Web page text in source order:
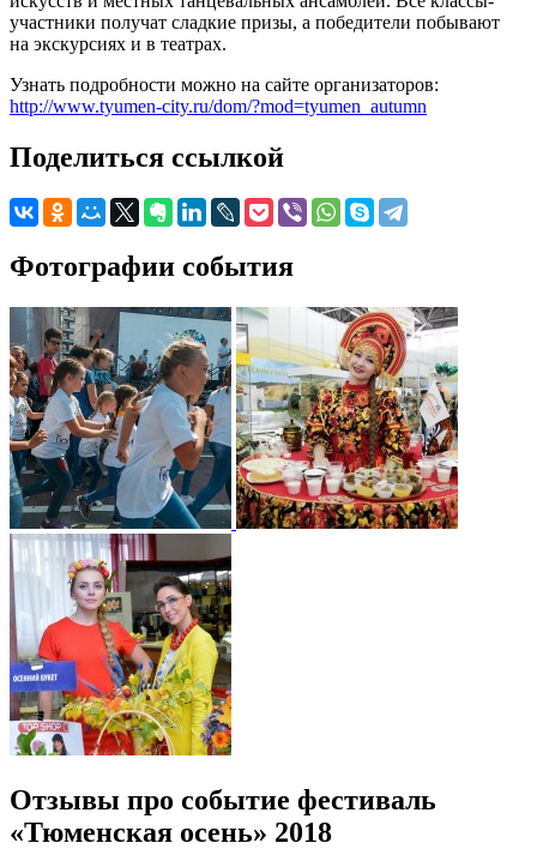
участники получат сладкие призы, а победители побывают
на экскурсиях и в театрах.
Узнать подробности можно на сайте организаторов:
http://www.tyumen-city.ru/dom/?mod=tyumen_autumn
Поделиться ссылкой
Фотографии события
Отзывы про событие фестиваль
«Тюменская осень» 2018